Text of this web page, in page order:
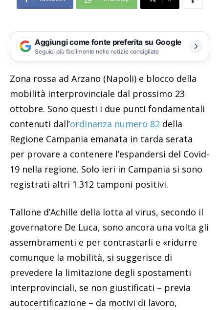
Aggiungi come fonte preferita su Google
Seguici più facilmente nelle notizie consigliate
Zona rossa ad Arzano (Napoli) e blocco della
mobilità interprovinciale dal prossimo 23
ottobre. Sono questi i due punti fondamentali
contenuti dall’ordinanza numero 82 della
Regione Campania emanata in tarda serata
per provare a contenere l’espandersi del Covid-
19 nella regione. Solo ieri in Campania si sono
registrati altri 1.312 tamponi positivi.
Tallone d’Achille della lotta al virus, secondo il
governatore De Luca, sono ancora una volta gli
assembramenti e per contrastarli e «ridurre
comunque la mobilità, si suggerisce di
prevedere la limitazione degli spostamenti
interprovinciali, se non giustificati – previa
autocertificazione – da motivi di lavoro,